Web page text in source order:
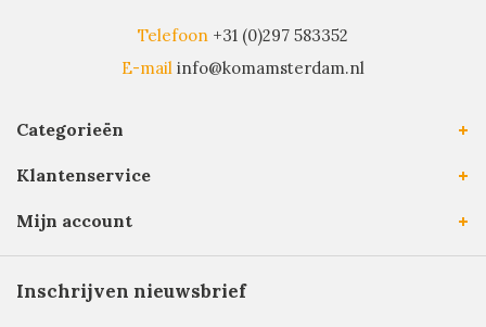
Telefoon +31 (0)297 583352
E-mail info@komamsterdam.nl
Categorieën
Klantenservice
Mijn account
Inschrijven nieuwsbrief